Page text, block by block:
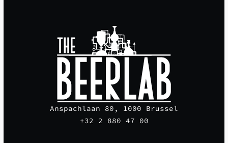
Anspachlaan 80, 1000 Brussel
+32 2 880 47 00